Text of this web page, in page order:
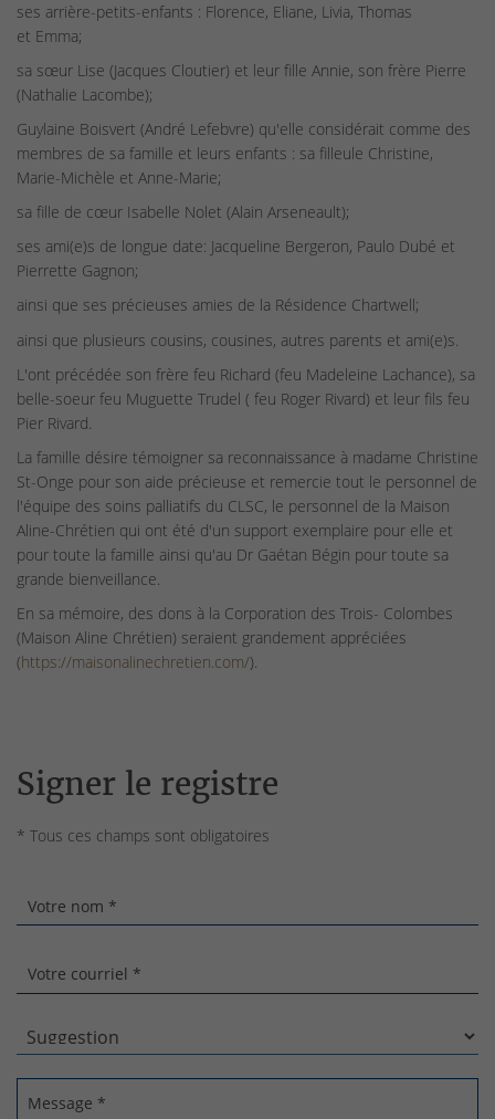
ses arrière-petits-enfants : Florence, Eliane, Livia, Thomas
et Emma;
sa sœur Lise (Jacques Cloutier) et leur fille Annie, son frère Pierre
(Nathalie Lacombe);
Guylaine Boisvert (André Lefebvre) qu'elle considérait comme des
membres de sa famille et leurs enfants : sa filleule Christine,
Marie-Michèle et Anne-Marie;
sa fille de cœur Isabelle Nolet (Alain Arseneault);
ses ami(e)s de longue date: Jacqueline Bergeron, Paulo Dubé et
Pierrette Gagnon;
ainsi que ses précieuses amies de la Résidence Chartwell;
ainsi que plusieurs cousins, cousines, autres parents et ami(e)s.
L'ont précédée son frère feu Richard (feu Madeleine Lachance), sa
belle-soeur feu Muguette Trudel ( feu Roger Rivard) et leur fils feu
Pier Rivard.
La famille désire témoigner sa reconnaissance à madame Christine
St-Onge pour son aide précieuse et remercie tout le personnel de
l'équipe des soins palliatifs du CLSC, le personnel de la Maison
Aline-Chrétien qui ont été d'un support exemplaire pour elle et
pour toute la famille ainsi qu'au Dr Gaétan Bégin pour toute sa
grande bienveillance.
En sa mémoire, des dons à la Corporation des Trois- Colombes
(Maison Aline Chrétien) seraient grandement appréciées
(https://maisonalinechretien.com/).
Signer le registre
* Tous ces champs sont obligatoires
Votre nom *
Votre courriel *
Message *